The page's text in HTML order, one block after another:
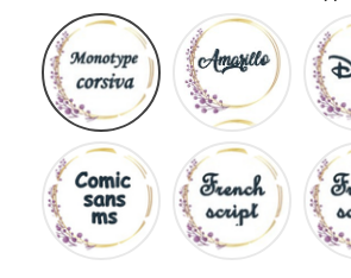
Monotype
corsiva
Comic
sans
ms
French
script